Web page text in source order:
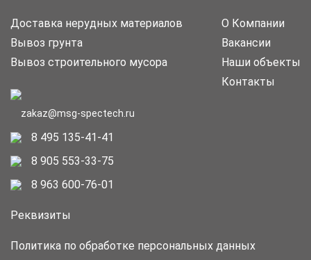
Доставка нерудных материалов
Вывоз грунта
Вывоз строительного мусора
О Компании
Вакансии
Наши объекты
Контакты
zakaz@msg-spectech.ru
8 495 135-41-41
8 905 553-33-75
8 963 600-76-01
Реквизиты
Политика по обработке персональных данных